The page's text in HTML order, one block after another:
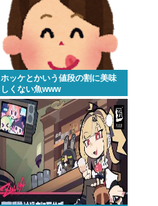
ホッケとかいう値段の割に美味
しくない魚www